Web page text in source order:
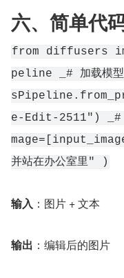
六、简单代
from diffusers
peline _# 加载模
e-Edit-2511")
并站在办公室里" )
输入 ：图片 + 文本
输出 ：编辑后的图片